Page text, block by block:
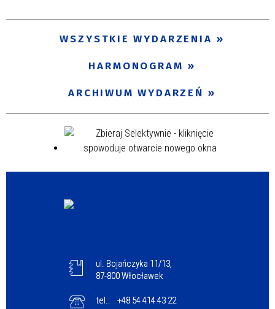
WSZYSTKIE WYDARZENIA
HARMONOGRAM
ARCHIWUM WYDARZEŃ
ul. Bojańczyka 11/13,
87-800 Włocławek
tel.:
+48 54 414 43 22